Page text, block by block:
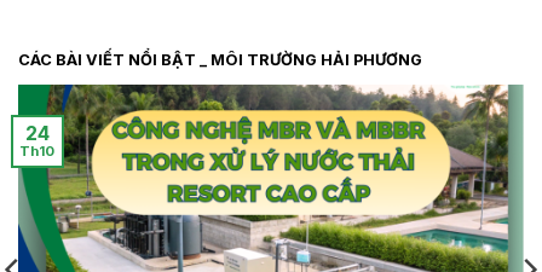
CÁC BÀI VIẾT NỔI BẬT _ MÔI TRƯỜNG HẢI PHƯƠNG
24
Th10